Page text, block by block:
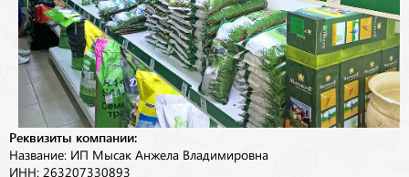
Реквизиты компании:
Название: ИП Мысак Анжела Владимировна
ИНН: 263207330893